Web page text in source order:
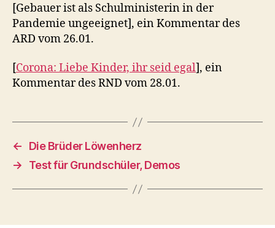
[Gebauer ist als Schulministerin in der
Pandemie ungeeignet], ein Kommentar des
ARD vom 26.01.
[Corona: Liebe Kinder, ihr seid egal], ein
Kommentar des RND vom 28.01.
←
Die Brüder Löwenherz
→
Test für Grundschüler, Demos